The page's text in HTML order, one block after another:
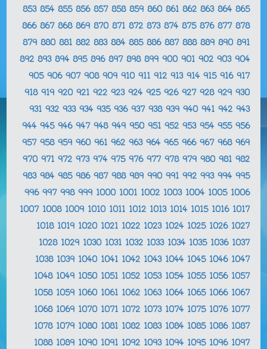
853 854 855 856 857 858 859 860 861 862 863 864 865
866 867 868 869 870 871 872 873 874 875 876 877 878
879 880 881 882 883 884 885 886 887 888 889 890 891
892 893 894 895 896 897 898 899 900 901 902 903 904
905 906 907 908 909 910 911 912 913 914 915 916 917
918 919 920 921 922 923 924 925 926 927 928 929 930
931 932 933 934 935 936 937 938 939 940 941 942 943
944 945 946 947 948 949 950 951 952 953 954 955 956
957 958 959 960 961 962 963 964 965 966 967 968 969
970 971 972 973 974 975 976 977 978 979 980 981 982
983 984 985 986 987 988 989 990 991 992 993 994 995
996 997 998 999 1000 1001 1002 1003 1004 1005 1006
1007 1008 1009 1010 1011 1012 1013 1014 1015 1016 1017
1018 1019 1020 1021 1022 1023 1024 1025 1026 1027
1028 1029 1030 1031 1032 1033 1034 1035 1036 1037
1038 1039 1040 1041 1042 1043 1044 1045 1046 1047
1048 1049 1050 1051 1052 1053 1054 1055 1056 1057
1058 1059 1060 1061 1062 1063 1064 1065 1066 1067
1068 1069 1070 1071 1072 1073 1074 1075 1076 1077
1078 1079 1080 1081 1082 1083 1084 1085 1086 1087
1088 1089 1090 1091 1092 1093 1094 1095 1096 1097